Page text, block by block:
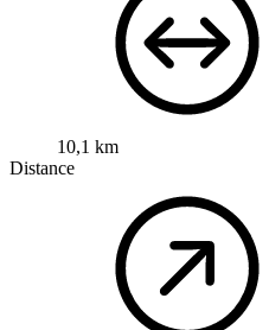
10,1 km
Distance